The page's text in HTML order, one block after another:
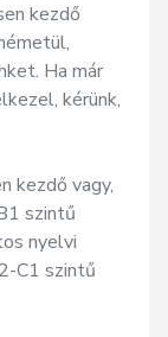
kezdő
Ha már
kérünk,
kezdő vagy,
szintű
nyelvi
C1 szintű